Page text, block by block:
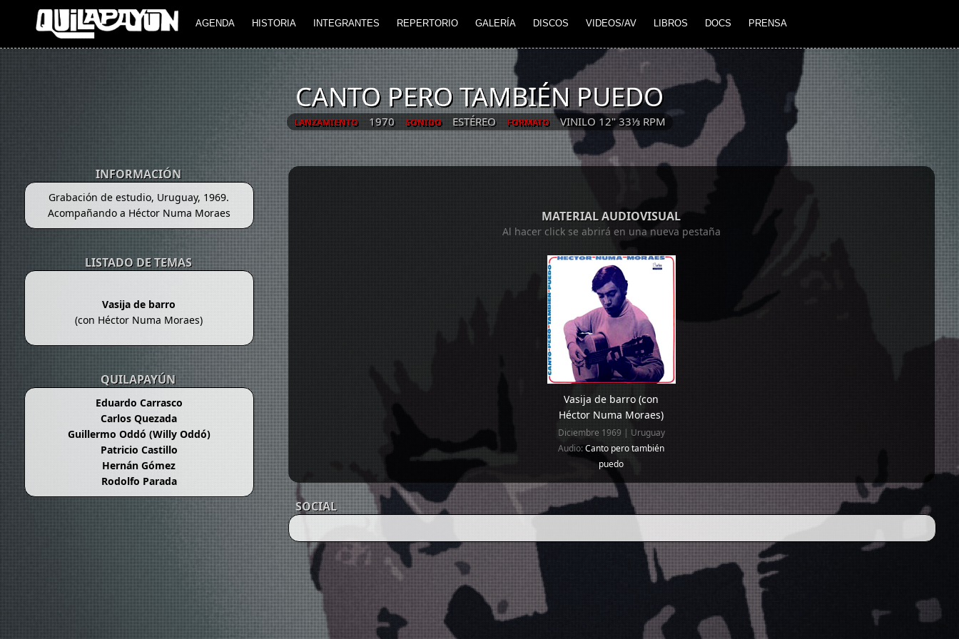
AGENDA HISTORIA INTEGRANTES REPERTORIO GALERÍA DISCOS VIDEOS/AV LIBROS DOCS PRENSA
CANTO PERO TAMBIÉN PUEDO
LANZAMIENTO 1970 SONIDO ESTÉREO FORMATO VINILO 12" 33⅓ RPM
INFORMACIÓN
Grabación de estudio, Uruguay, 1969.
Acompañando a Héctor Numa Moraes
LISTADO DE TEMAS
Vasija de barro
(con Héctor Numa Moraes)
QUILAPAYÚN
Eduardo Carrasco
Carlos Quezada
Guillermo Oddó (Willy Oddó)
Patricio Castillo
Hernán Gómez
Rodolfo Parada
MATERIAL AUDIOVISUAL
Al hacer click se abrirá en una nueva pestaña
Vasija de barro (con
Héctor Numa Moraes)
Diciembre 1969 | Uruguay
Audio:Canto pero también
puedo
SOCIAL